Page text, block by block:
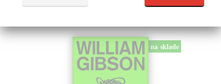
na sklade